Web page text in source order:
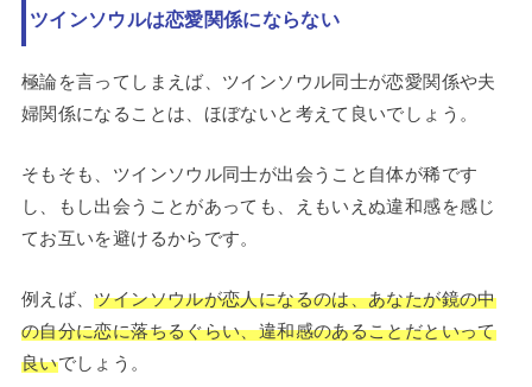
ツインソウルは恋愛関係にならない
極論を言ってしまえば、ツインソウル同士が恋愛関係や夫
婦関係になることは、ほぼないと考えて良いでしょう。
そもそも、ツインソウル同士が出会うこと自体が稀です
し、もし出会うことがあっても、えもいえぬ違和感を感じ
てお互いを避けるからです。
例えば、ツインソウルが恋人になるのは、あなたが鏡の中
の自分に恋に落ちるぐらい、違和感のあることだといって
良いでしょう。